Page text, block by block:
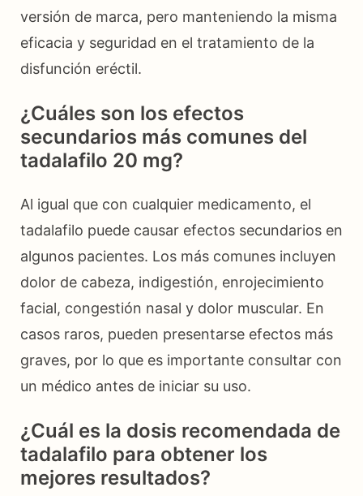
versión de marca, pero manteniendo la misma
eficacia y seguridad en el tratamiento de la
disfunción eréctil.
¿Cuáles son los efectos
secundarios más comunes del
tadalafilo 20 mg?
Al igual que con cualquier medicamento, el
tadalafilo puede causar efectos secundarios en
algunos pacientes. Los más comunes incluyen
dolor de cabeza, indigestión, enrojecimiento
facial, congestión nasal y dolor muscular. En
casos raros, pueden presentarse efectos más
graves, por lo que es importante consultar con
un médico antes de iniciar su uso.
¿Cuál es la dosis recomendada de
tadalafilo para obtener los
mejores resultados?